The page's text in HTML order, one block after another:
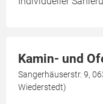
Kamin- und
Sangerhäuserstr. 9,
Wiederstedt)